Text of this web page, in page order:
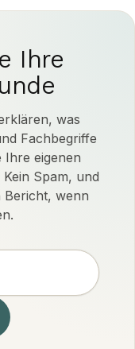
Ihre
was
Fachbegriffe
Ihre eigenen
Spam, und
Bericht, wenn